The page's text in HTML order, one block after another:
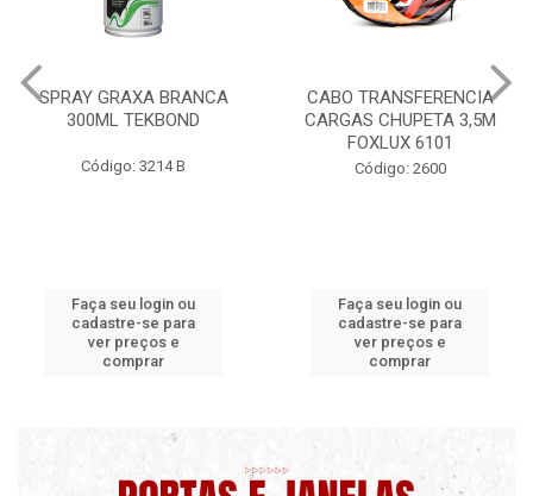
CABO TRANSFERENCIA
CARGAS CHUPETA 3,5M
Código: 2600
Faça seu login ou
cadastre-se para
ver preços e
comprar
CHAVE DE RODA TIPO
17X19X21X23 FOX 4513
Código: 2628
Faça seu login ou
cadastre-se para
ver preços e
comprar